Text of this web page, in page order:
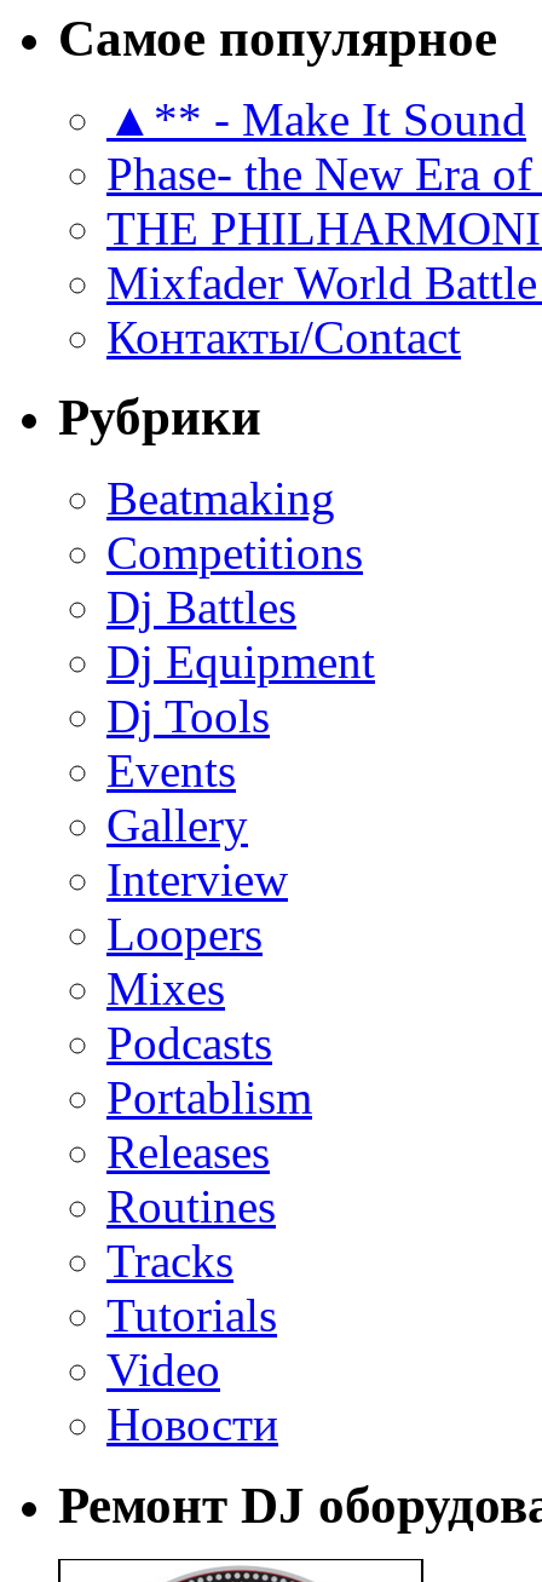
Самое популярное
▲** - Make It Sound
Phase- the New Era
THE
Mixfader World
Контакты/Contact
Рубрики
Beatmaking
Competitions
Dj Battles
Dj Equipment
Dj Tools
Events
Gallery
Interview
Loopers
Mixes
Podcasts
Portablism
Releases
Routines
Tracks
Tutorials
Video
Новости
Ремонт DJ